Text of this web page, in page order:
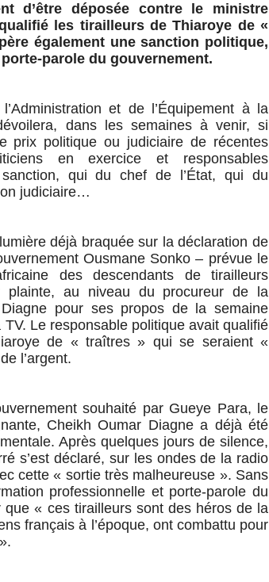
d’être déposée contre le ministre
les tirailleurs de Thiaroye de «
également une sanction politique,
parole du gouvernement.
et de l’Équipement à la
dans les semaines à venir, si
prix politique ou judiciaire de récentes
en exercice et responsables
qui du chef de l’État, qui du
judiciaire…
déjà braquée sur la déclaration de
Ousmane Sonko – prévue le
des descendants de tirailleurs
plainte, au niveau du procureur de la
pour ses propos de la semaine
Le responsable politique avait qualifié
de « traîtres » qui se seraient «
l’argent.
souhaité par Gueye Para, le
Cheikh Oumar Diagne a déjà été
Après quelques jours de silence,
s’est déclaré, sur les ondes de la radio
cette « sortie très malheureuse ». Sans
professionnelle et porte-parole du
« ces tirailleurs sont des héros de la
français à l’époque, ont combattu pour